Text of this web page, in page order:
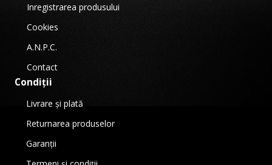
Inregistrarea produsului
Cookies
A.N.P.C.
Contact
Condiții
Livrare și plată
Returnarea produselor
Garanții